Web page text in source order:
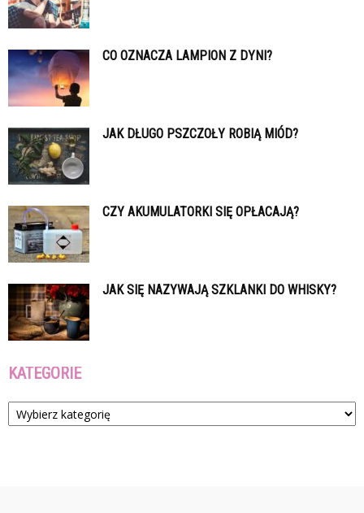
CO OZNACZA LAMPION Z DYNI?
JAK DŁUGO PSZCZOŁY ROBIĄ MIÓD?
CZY AKUMULATORKI SIĘ OPŁACAJĄ?
JAK SIĘ NAZYWAJĄ SZKLANKI DO WHISKY?
KATEGORIE
Kategorie